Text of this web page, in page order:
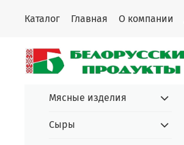
Каталог Главная О компании
Мясные изделия
Сыры